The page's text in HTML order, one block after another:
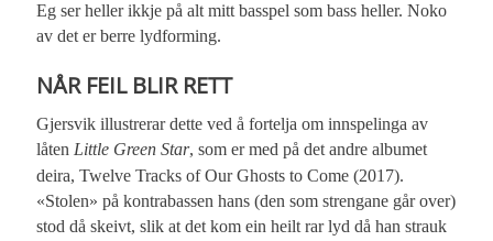
Eg ser heller ikkje på alt mitt basspel som bass heller. Noko
av det er berre lydforming.
NÅR FEIL BLIR RETT
Gjersvik illustrerar dette ved å fortelja om innspelinga av
låten Little Green Star, som er med på det andre albumet
deira, Twelve Tracks of Our Ghosts to Come (2017).
«Stolen» på kontrabassen hans (den som strengane går over)
stod då skeivt, slik at det kom ein heilt rar lyd då han strauk